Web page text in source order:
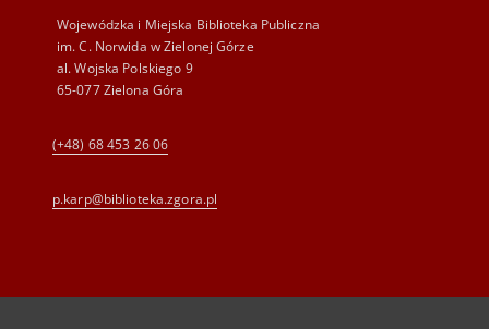
Wojewódzka i Miejska Biblioteka Publiczna
im. C. Norwida w Zielonej Górze
al. Wojska Polskiego 9
65-077 Zielona Góra
(+48) 68 453 26 06
p.karp@biblioteka.zgora.pl